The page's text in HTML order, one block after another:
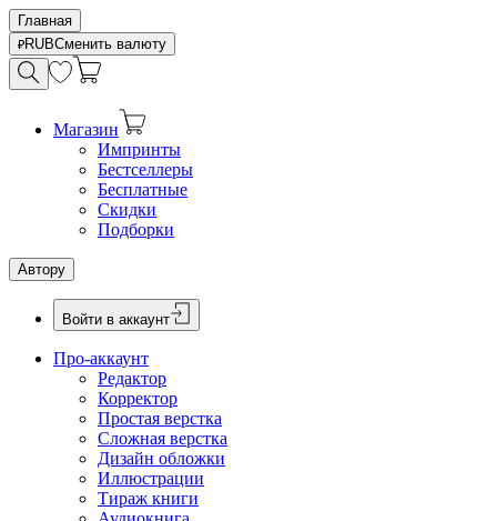
Главная
RUBСменить валюту
Магазин
Импринты
Бестселлеры
Бесплатные
Скидки
Подборки
Автору
Войти в аккаунт
Про-аккаунт
Редактор
Корректор
Простая верстка
Сложная верстка
Дизайн обложки
Иллюстрации
Тираж книги